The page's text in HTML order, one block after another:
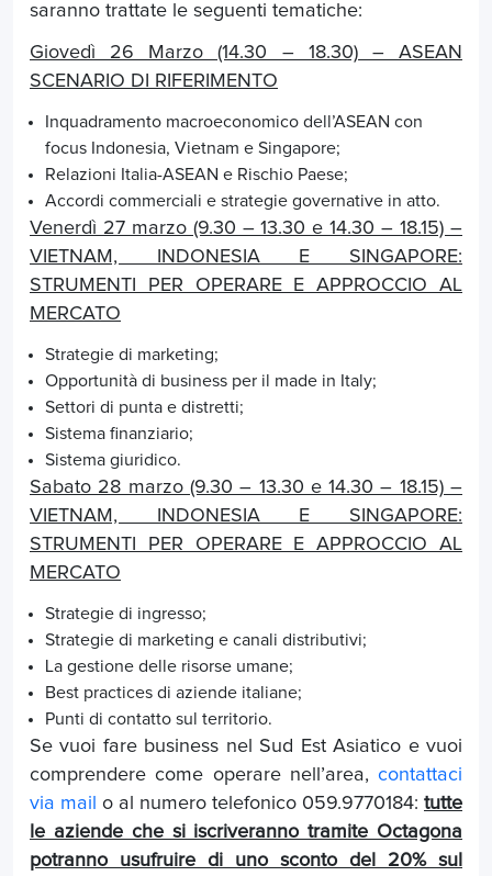
saranno trattate le seguenti tematiche:
Giovedì 26 Marzo (14.30 – 18.30) – ASEAN
SCENARIO DI RIFERIMENTO
Inquadramento macroeconomico dell’ASEAN con
focus Indonesia, Vietnam e Singapore;
Relazioni Italia-ASEAN e Rischio Paese;
Accordi commerciali e strategie governative in atto.
Venerdì 27 marzo (9.30 – 13.30 e 14.30 – 18.15) –
VIETNAM, INDONESIA E SINGAPORE:
STRUMENTI PER OPERARE E APPROCCIO AL
MERCATO
Strategie di marketing;
Opportunità di business per il made in Italy;
Settori di punta e distretti;
Sistema finanziario;
Sistema giuridico.
Sabato 28 marzo (9.30 – 13.30 e 14.30 – 18.15) –
VIETNAM, INDONESIA E SINGAPORE:
STRUMENTI PER OPERARE E APPROCCIO AL
MERCATO
Strategie di ingresso;
Strategie di marketing e canali distributivi;
La gestione delle risorse umane;
Best practices di aziende italiane;
Punti di contatto sul territorio.
Se vuoi fare business nel Sud Est Asiatico e vuoi
comprendere come operare nell’area, contattaci
via mail o al numero telefonico 059.9770184: tutte
le aziende che si iscriveranno tramite Octagona
potranno usufruire di uno sconto del 20% sul